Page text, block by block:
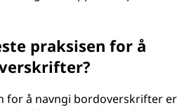
praksisen for å
for å navngi bordoverskrifter er